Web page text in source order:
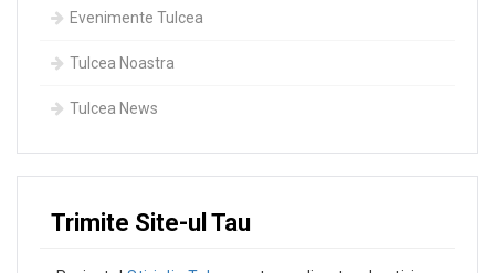
Evenimente Tulcea
Tulcea Noastra
Tulcea News
Trimite Site-ul Tau